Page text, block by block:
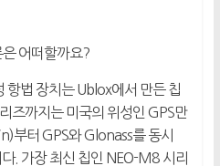
어떠할까요?
항법 장치는 Ublox에서 만든 칩
즈까지는 미국의 위성인 GPS만
부터 GPS와 Glonass를 동시
. 가장 최신 칩인 NEO-M8 시리